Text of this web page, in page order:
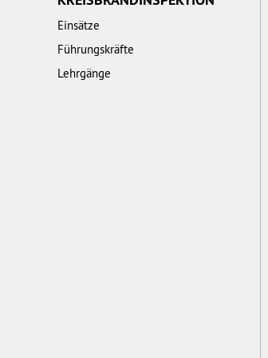
Einsätze
Führungskräfte
Lehrgänge